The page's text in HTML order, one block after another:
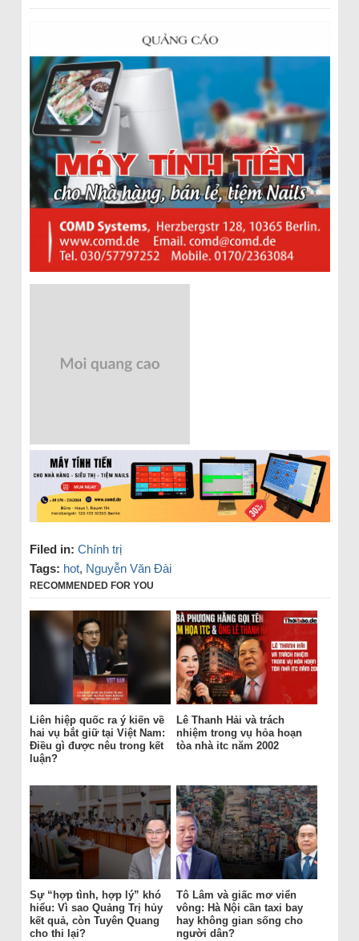
Filed in: Chính trị
Tags: hot, Nguyễn Văn Đài
RECOMMENDED FOR YOU
Liên hiệp quốc ra ý kiến về
hai vụ bắt giữ tại Việt Nam:
Điều gì được nêu trong kết
luận?
Lê Thanh Hải và trách
nhiệm trong vụ hỏa hoạn
tòa nhà itc năm 2002
Sự “hợp tình, hợp lý” khó
hiểu: Vì sao Quảng Trị hủy
kết quả, còn Tuyên Quang
cho thi lại?
Tô Lâm và giấc mơ viển
vông: Hà Nội cần taxi bay
hay không gian sống cho
người dân?